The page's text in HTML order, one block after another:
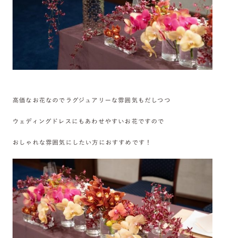
高価なお花なのでラグジュアリーな雰囲気もだしつつ
ウェディングドレスにもあわせやすいお花ですので
おしゃれな雰囲 気にしたい方におすすめです！